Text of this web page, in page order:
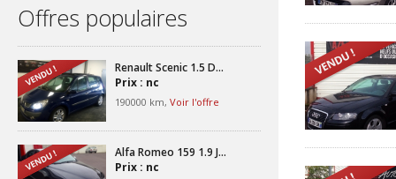
Offres populaires
Renault Scenic 1.5 D...
Prix : nc
190000 km, Voir l'offre
Alfa Romeo 159 1.9 J...
Prix : nc